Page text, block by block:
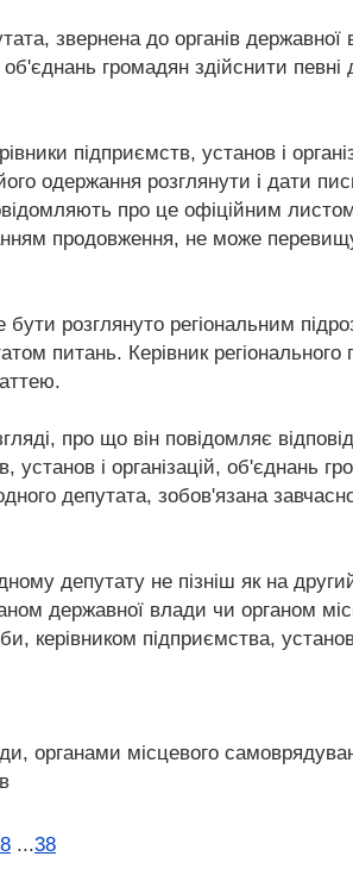
звернена до органів державної
громадян здійснити певні
підприємств, установ і
одержання розглянути і дати
про це офіційним
продовження, не може
розглянуто регіональним
питань. Керівник регіонального
про що він повідомляє
установ і організацій, об'єднань
депутата, зобов'язана
депутату не пізніш як на
державної влади чи органом
керівником підприємства,
органами місцевого
...38